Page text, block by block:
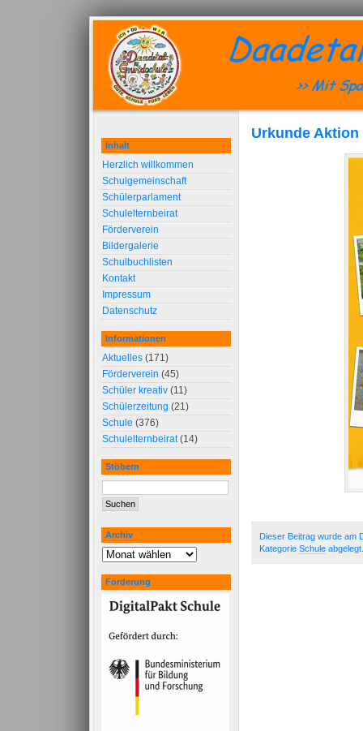
Urkunde Aktion
Dieser Beitrag wurde am
Kategorie Schule abgelegt.
Inhalt
Herzlich willkommen
Schulgemeinschaft
Schülerparlament
Schulelternbeirat
Förderverein
Bildergalerie
Schulbuchlisten
Kontakt
Impressum
Datenschutz
Informationen
Aktuelles (171)
Förderverein (45)
Schüler kreativ (11)
Schülerzeitung (21)
Schule (376)
Schulelternbeirat(14)
Stöbern
Archiv
Förderung